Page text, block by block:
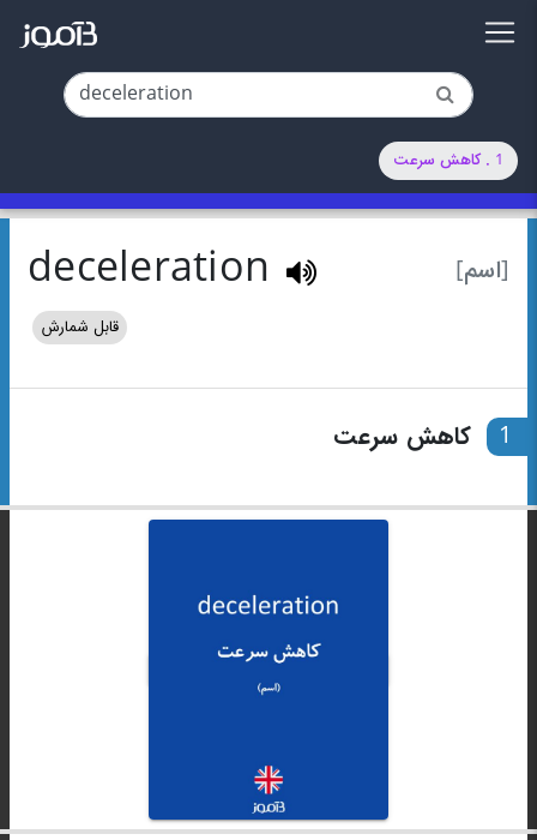
1 . کاهش سرعت
[اسم] deceleration
قابل شمارش
1 کاهش سرعت